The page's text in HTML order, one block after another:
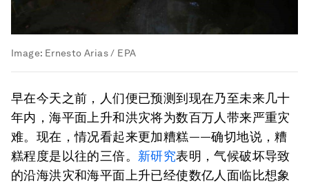
Image: Ernesto Arias / EPA
早在今天之前，人们便已预测到现在乃至未来几十
年内，海平面上升和洪灾将为数百万人带来严重灾
难。现在，情况看起来更加糟糕——确切地说，糟
糕程度是以往的三倍。 新研究表明，气候破坏导致
的沿海洪灾和海平面上升已经使数亿人面临比想象